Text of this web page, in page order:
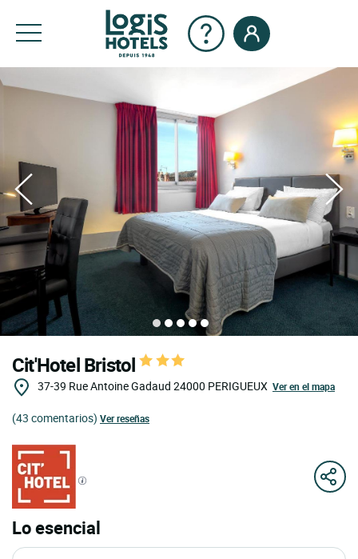
Cit'Hotel Bristol
37-39 Rue Antoine Gadaud 24000 PERIGUEUX Ver en el mapa
(43 comentarios) Ver reseñas
Lo esencial